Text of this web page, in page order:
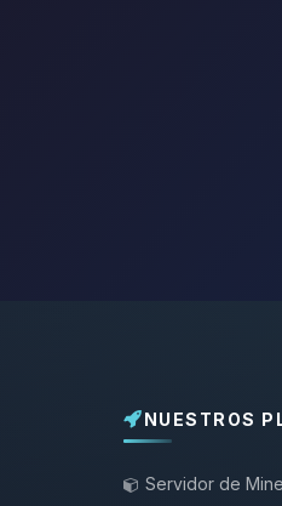
NUESTROS
Servidor de